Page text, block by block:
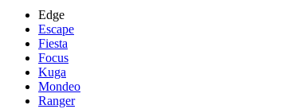
Edge
Escape
Fiesta
Focus
Kuga
Mondeo
Ranger